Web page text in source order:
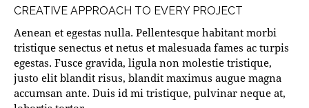
CREATIVE APPROACH TO EVERY PROJECT
Aenean et egestas nulla. Pellentesque habitant morbi
tristique senectus et netus et malesuada fames ac turpis
egestas. Fusce gravida, ligula non molestie tristique,
justo elit blandit risus, blandit maximus augue magna
accumsan ante. Duis id mi tristique, pulvinar neque at,